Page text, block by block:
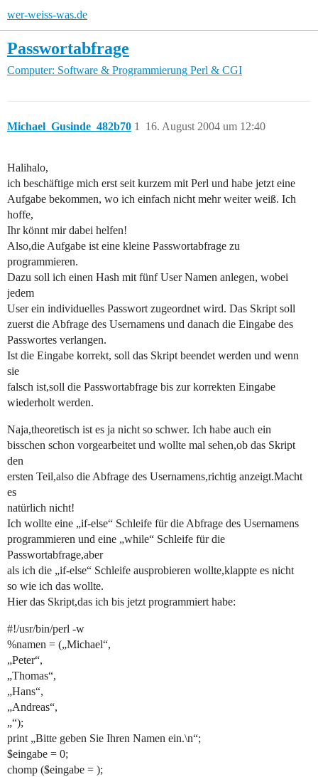
wer-weiss-was.de
Passwortabfrage
Computer: Software & Programmierung Perl & CGI
Michael_Gusinde_482b70 16. August 2004 um 12:40
1
Halihalo,
ich beschäftige mich erst seit kurzem mit Perl und habe jetzt eine
Aufgabe bekommen, wo ich einfach nicht mehr weiter weiß. Ich
hoffe,
Ihr könnt mir dabei helfen!
Also,die Aufgabe ist eine kleine Passwortabfrage zu
programmieren.
Dazu soll ich einen Hash mit fünf User Namen anlegen, wobei
jedem
User ein individuelles Passwort zugeordnet wird. Das Skript soll
zuerst die Abfrage des Usernamens und danach die Eingabe des
Passwortes verlangen.
Ist die Eingabe korrekt, soll das Skript beendet werden und wenn
sie
falsch ist,soll die Passwortabfrage bis zur korrekten Eingabe
wiederholt werden.
Naja,theoretisch ist es ja nicht so schwer. Ich habe auch ein
bisschen schon vorgearbeitet und wollte mal sehen,ob das Skript
den
ersten Teil,also die Abfrage des Usernamens,richtig anzeigt.Macht
es
natürlich nicht!
Ich wollte eine „if-else“ Schleife für die Abfrage des Usernamens
programmieren und eine „while“ Schleife für die
Passwortabfrage,aber
als ich die „if-else“ Schleife ausprobieren wollte,klappte es nicht
so wie ich das wollte.
Hier das Skript,das ich bis jetzt programmiert habe:
#!/usr/bin/perl -w
%namen = („Michael“,
„Peter“,
„Thomas“,
„Hans“,
„Andreas“,
„“);
print „Bitte geben Sie Ihren Namen ein.\n“;
$eingabe = 0;
chomp ($eingabe = );